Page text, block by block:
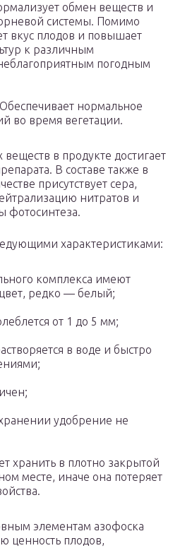
обмен веществ и
системы. Помимо
вкус плодов и повышает
к различным
погодным
нормальное
во время вегетации.
в продукте достигает
В составе также в
присутствует сера,
нитратов и
фотосинтеза.
характеристиками:
комплекса имеют
редко — белый;
от 1 до 5 мм;
в воде и быстро
удобрение не
хранить в плотно закрытой
месте, иначе она потеряет
элементам азофоска
ценность плодов,